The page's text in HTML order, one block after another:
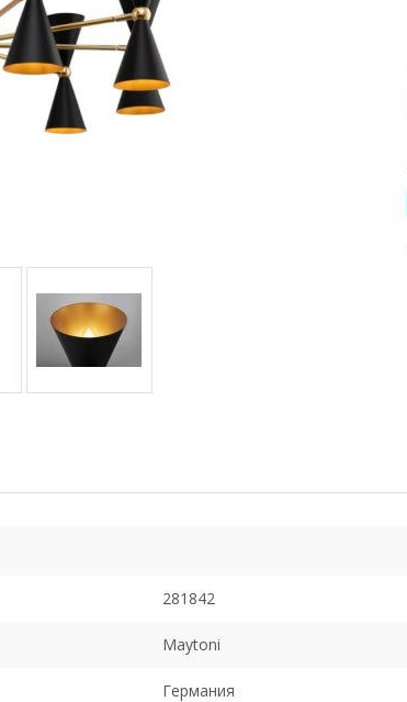
281842
Maytoni
Германия